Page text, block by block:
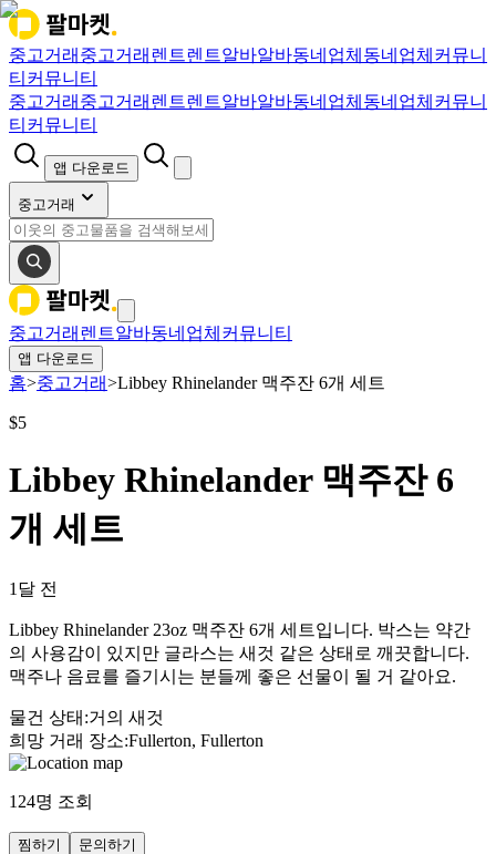
중고거래 중고거래 렌트렌트알바알바동네업체 동네업체 커뮤니
티 커뮤니티
중고거래 중고거래 렌트렌트알바알바동네업체 동네업체 커뮤니
티 커뮤니티
앱 다운로드
중고거래
중고거래 렌트알바동네업체 커뮤니티
앱 다운로드
홈>중고거래>Libbey Rhinelander 맥주잔 6개 세트
$5
Libbey Rhinelander 맥주잔 6
개 세트
1달 전
Libbey Rhinelander 23oz 맥주잔 6개 세트입니다. 박스는 약간
의 사용감이 있지만 글라스는 새것 같은 상태로 깨끗합니다.
맥주나 음료를 즐기시는 분들께 좋은 선물이 될 거 같아요.
물건 상태 :거의 새것
희망 거래 장소:Fullerton, Fullerton
124명 조회
찜하기 문의하기